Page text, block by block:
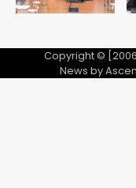
Copyright ©
News by